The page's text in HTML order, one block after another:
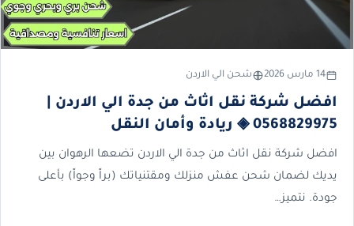
14 مارس 2026 شحن الي الاردن
افضل شركة نقل اثاث من جدة الي الاردن |
0568829975 ◈ ريادة وأمان النقل
افضل شركة نقل اثاث من جدة الي الاردن تضعها الرهوان بين
يديك لضمان شحن عفش منزلك ومقتنياتك (براً وجواً) بأعلى
جودة. نتميز…